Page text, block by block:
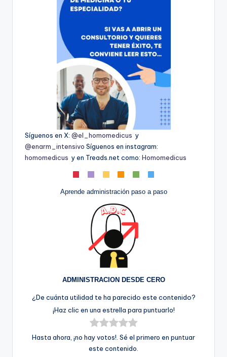
Síguenos en X: @el_homomedicus y
@enarm_intensivo Síguenos en instagram:
homomedicus y en Treads.net como: Homomedicus
Aprende administración paso a paso
ADMINISTRACION DESDE CERO
¿De cuánta utilidad te ha parecido este contenido?
¡Haz clic en una estrella para puntuarlo!
Hasta ahora, ¡no hay votos!. Sé el primero en puntuar
este contenido.